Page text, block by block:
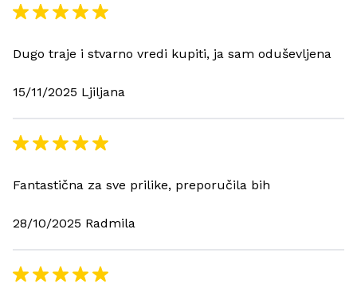
Dugo traje i stvarno vredi kupiti, ja sam oduševljena
15/11/2025 Ljiljana
Fantastična za sve prilike, preporučila bih
28/10/2025 Radmila